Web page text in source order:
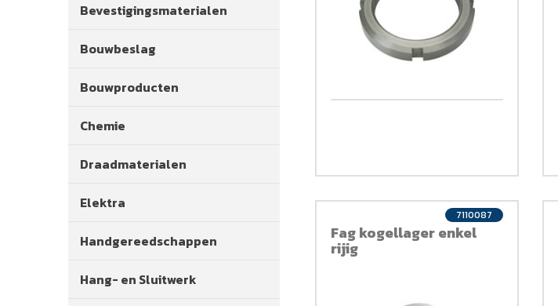
Bevestigingsmaterialen
Bouwbeslag
Bouwproducten
Chemie
Draadmaterialen
Elektra
Handgereedschappen
Hang- en Sluitwerk
Fag kogellager enkel
rijig
7110087